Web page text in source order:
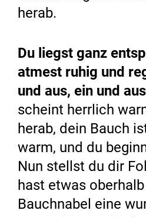
herab.
Du liegst ganz
atmest ruhig und
und aus, ein und aus
scheint herrlich
herab, dein Bauch
warm, und du
Nun stellst du dir
hast etwas
Bauchnabel eine